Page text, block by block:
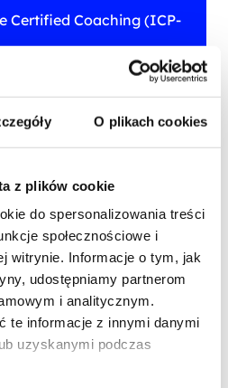
O plikach cookies
z plików cookie
do spersonalizowania treści
społecznościowe i
witrynie. Informacje o tym, jak
udostępniamy partnerom
i analitycznym.
te informacje z innymi danymi
uzyskanymi podczas
Certified Coaching (ICP-
naszym doradcą